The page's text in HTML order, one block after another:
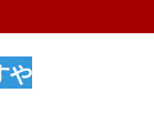
や